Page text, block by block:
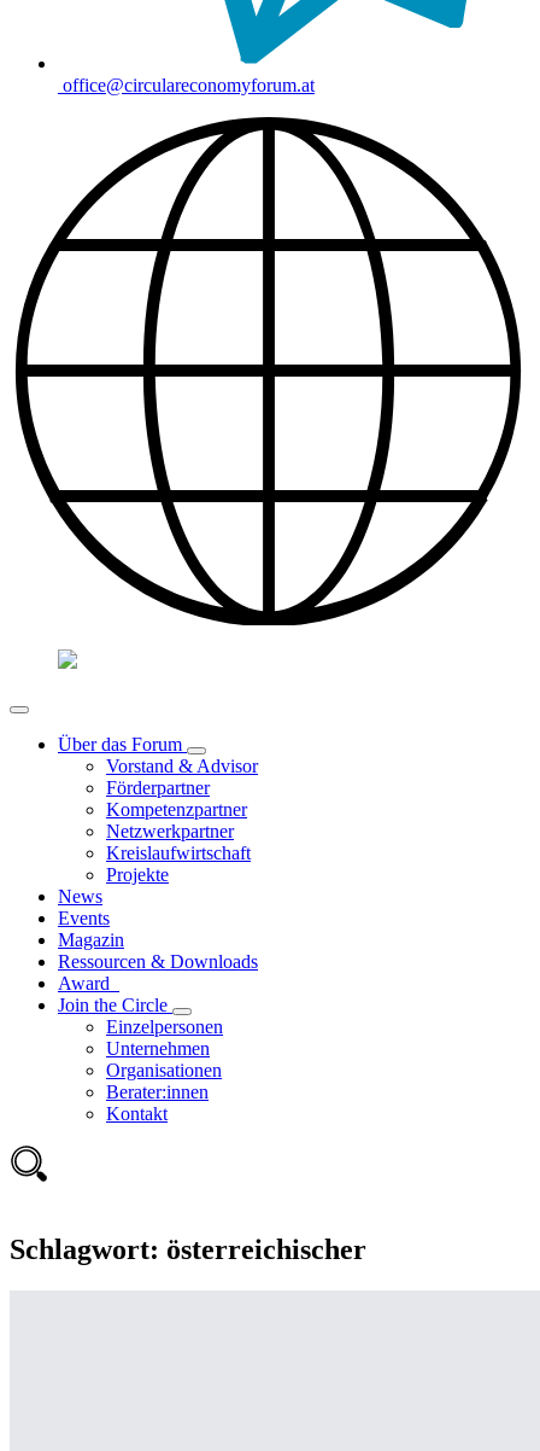
office@circulareconomyforum.at
Über das Forum
Vorstand & Advisor
Förderpartner
Kompetenzpartner
Netzwerkpartner
Kreislaufwirtschaft
Projekte
News
Events
Magazin
Ressourcen & Downloads
Award
Join the Circle
Einzelpersonen
Unternehmen
Organisationen
Berater:innen
Kontakt
Schlagwort: österreichischer